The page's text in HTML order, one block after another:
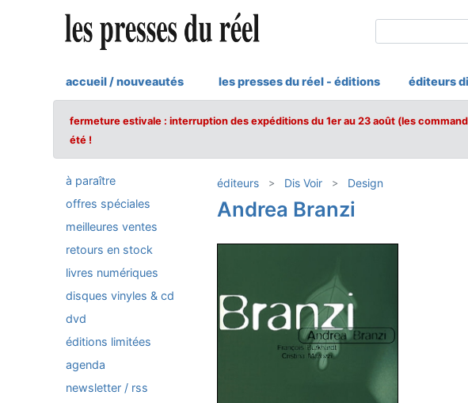
accueil / nouveautés les presses du réel - éditions éditeurs
fermeture estivale : interruption des expéditions du 1er au 23 août (les
été !
à paraître
offres spéciales
meilleures ventes
retours en stock
livres numériques
disques vinyles & cd
dvd
éditions limitées
agenda
newsletter / rss
éditeurs Dis Voir Design
Andrea Branzi